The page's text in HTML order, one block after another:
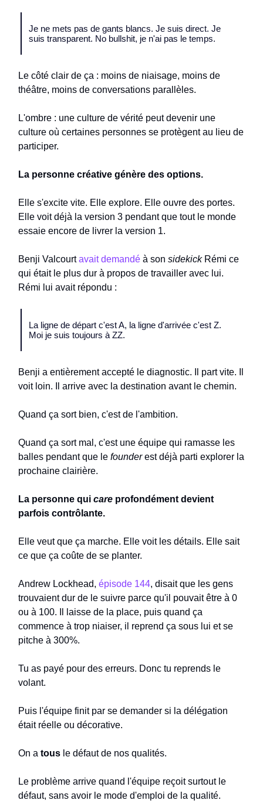
Je ne mets pas de gants blancs. Je suis direct. Je
suis transparent. No bullshit, je n'ai pas le temps.
Le côté clair de ça : moins de niaisage, moins de
théâtre, moins de conversations parallèles.
L'ombre : une culture de vérité peut devenir une
culture où certaines personnes se protègent au lieu de
participer.
La personne créative génère des options.
Elle s'excite vite. Elle explore. Elle ouvre des portes.
Elle voit déjà la version 3 pendant que tout le monde
essaie encore de livrer la version 1.
Benji Valcourtavait demandé à son sidekickRémi ce
qui était le plus dur à propos de travailler avec lui.
Rémi lui avait répondu :
La ligne de départ c'est A, la ligne d'arrivée c'est Z.
Moi je suis toujours à ZZ.
Benji a entièrement accepté le diagnostic. Il part vite. Il
voit loin. Il arrive avec la destination avant le chemin.
Quand ça sort bien, c'est de l'ambition.
Quand ça sort mal, c'est une équipe qui ramasse les
balles pendant que le founderest déjà parti explorer la
prochaine clairière.
La personne qui care profondément devient
parfois contrôlante.
Elle veut que ça marche. Elle voit les détails. Elle sait
ce que ça coûte de se planter.
Andrew Lockhead, épisode 144, disait que les gens
trouvaient dur de le suivre parce qu'il pouvait être à 0
ou à 100. Il laisse de la place, puis quand ça
commence à trop niaiser, il reprend ça sous lui et se
pitche à 300%.
Tu as payé pour des erreurs. Donc tu reprends le
volant.
Puis l'équipe finit par se demander si la délégation
était réelle ou décorative.
On a tous le défaut de nos qualités.
Le problème arrive quand l'équipe reçoit surtout le
défaut, sans avoir le mode d'emploi de la qualité.